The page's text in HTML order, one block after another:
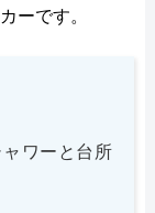
ーです。
ワーと台所